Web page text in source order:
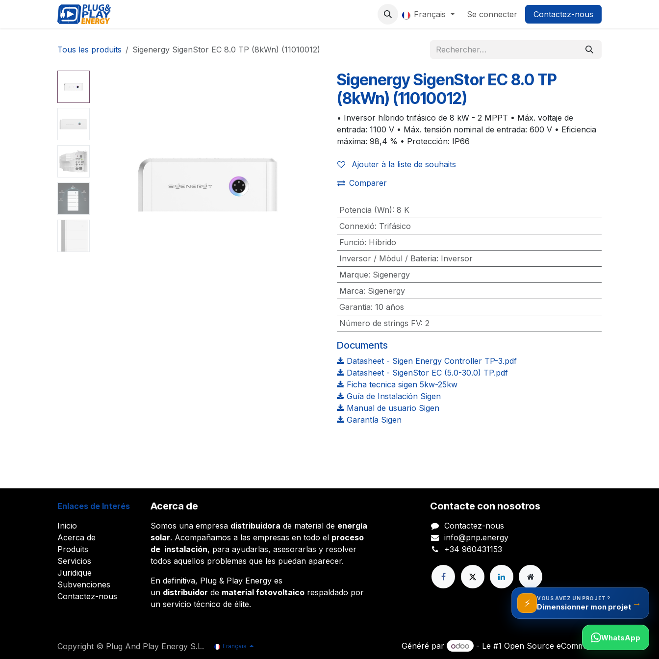
Se rendre au contenu
TRAVAILLEZ AVEC NOUS 0
Français Se connecter Contactez-nous
Tous les produits Sigenergy SigenStor EC 8.0 TP (8kWn) (11010012)
Sigenergy SigenStor EC 8.0 TP
(8kWn) (11010012)
• Inversor híbrido trifásico de 8 kW - 2 MPPT • Máx. voltaje de
entrada: 1100 V • Máx. tensión nominal de entrada: 600 V • Eficiencia
máxima: 98,4 % • Protección: IP66
Ajouter à la liste de souhaits
Comparer
Potencia (Wn): 8 K
Connexió: Trifásico
Funció: Híbrido
Inversor / Mòdul / Bateria: Inversor
Marque: Sigenergy
Marca: Sigenergy
Garantia: 10 años
Número de strings FV: 2
Documents
Datasheet - Sigen Energy Controller TP-3.pdf
Datasheet - SigenStor EC (5.0-30.0) TP.pdf
Ficha tecnica sigen 5kw-25kw
Guía de Instalación Sigen
Manual de usuario Sigen
Garantía Sigen
Enlaces de Interés
Inicio
Acerca de
Produits
Servicios
Juridique
Subvenciones
Contactez-nous
Acerca de
Somos una empresa distribuidora de material de energía
solar. Acompañamos a las empresas en todo el proceso
de instalación, para ayudarlas, asesorarlas y resolver
todos aquellos problemas que les puedan aparecer.
En definitiva, Plug & Play Energy es
un distribuidor de material fotovoltaico respaldado por
un servicio técnico de élite.
Contacte con nosotros
Contactez-nous
info@pnp.energy
+34 960431153
Copyright © Plug And Play Energy S.L. Français Généré par - Le #1 Open Source eCommerce
⚡ VOUS AVEZ UN PROJET ? →
WhatsApp